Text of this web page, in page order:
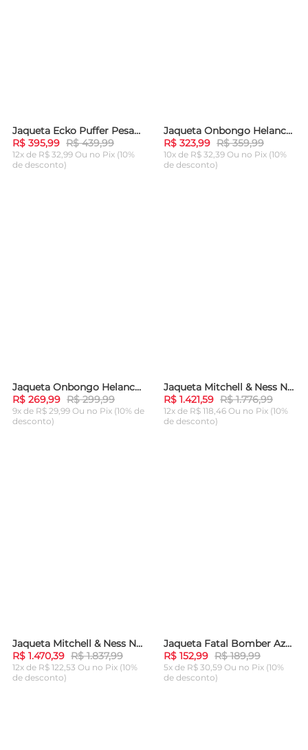
-10%Jaqueta Ecko Puffer Pesada Masculina Preta
R$ 395,99 R$ 439,99
12x de R$ 32,99 Ou no Pix (10%
de desconto)
-10%Jaqueta Onbongo Helanca Plus Size Preta
R$ 323,99 R$ 359,99
10x de R$ 32,39 Ou no Pix (10%
de desconto)
-10%Jaqueta Onbongo Helanca Preta
R$ 269,99 R$ 299,99
9x de R$ 29,99 Ou no Pix (10% de
desconto)
-20%Jaqueta Mitchell & Ness NFL Ultimate Lightweight Windbreaker Vintage Logo Miami Dolphins Verde
R$ 1.421,59 R$ 1.776,99
12x de R$ 118,46 Ou no Pix (10%
de desconto)
-20%Jaqueta Mitchell & Ness NFL Lightweight Satin Jacket Vintage Logo San Francisco 49Ers Branca
R$ 1.470,39 R$ 1.837,99
12x de R$ 122,53 Ou no Pix (10%
de desconto)
-19%Jaqueta Fatal Bomber Azul Marinho
R$ 152,99 R$ 189,99
5x de R$ 30,59 Ou no Pix (10%
de desconto)